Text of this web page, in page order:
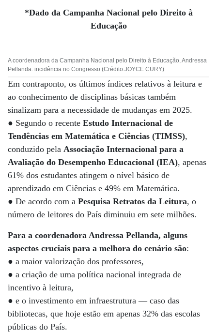
*Dado da Campanha Nacional pelo Direito à
Educação
A coordenadora da Campanha Nacional pelo Direito à Educação, Andressa
Pellanda: incidência no Congresso (Crédito:JOYCE CURY)
Em contraponto, os últimos índices relativos à leitura e
ao conhecimento de disciplinas básicas também
sinalizam para a necessidade de mudanças em 2025.
● Segundo o recente Estudo Internacional de
Tendências em Matemática e Ciências (TIMSS),
conduzido pela Associação Internacional para a
Avaliação do Desempenho Educacional (IEA), apenas
61% dos estudantes atingem o nível básico de
aprendizado em Ciências e 49% em Matemática.
● De acordo com a Pesquisa Retratos da Leitura, o
número de leitores do País diminuiu em sete milhões.
Para a coordenadora Andressa Pellanda, alguns
aspectos cruciais para a melhora do cenário são:
● a maior valorização dos professores,
● a criação de uma política nacional integrada de
incentivo à leitura,
● e o investimento em infraestrutura — caso das
bibliotecas, que hoje estão em apenas 32% das escolas
públicas do País.